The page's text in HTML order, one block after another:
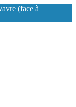
(face à